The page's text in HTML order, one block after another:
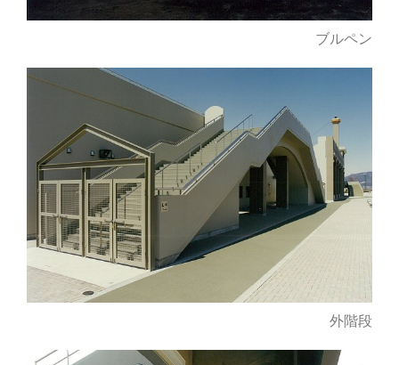
ブルペン
外階段